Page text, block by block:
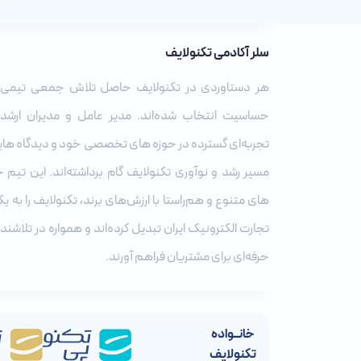
سلر آکادمی تکنولایف
هر دستاوردی در تکنولایف حاصل تلاش جمعی
حساسیت انتخاب شده‌اند. مدیر عامل و مدیران ارشد
تجربه‌ای گسترده در حوزه‌ های تخصصی خود و دیدگاه
مسیر رشد و نوآوری تکنولایف گام برداشته‌اند. این تیم
های متنوع و هم‌راستا با ارزش‌های برند، تکنولایف را به
تجارت الکترونیک ایران تبدیل کرده‌اند و همواره در
حرفه‌ای برای مشتریان فراهم آورند.
خانــواده
تکنولایف